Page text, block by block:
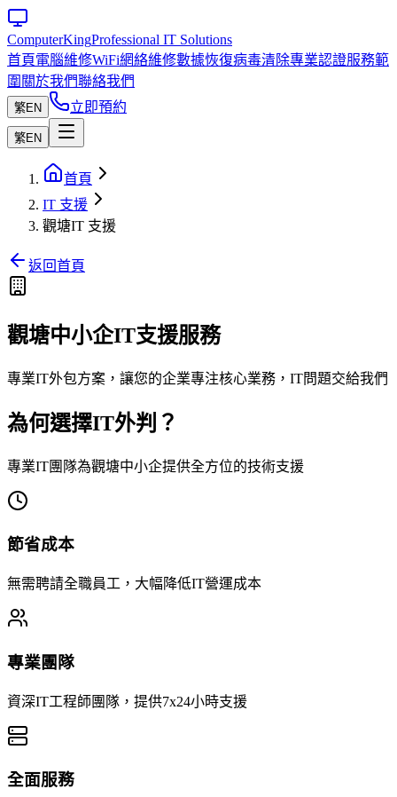
ComputerKingProfessional IT Solutions
首頁電腦維修WiFi網絡維修數據恢復病毒清除專業認證服務範
圍 關於我們聯絡我們
繁EN 立即預約
繁EN
首頁
IT 支援
觀塘IT 支援
返回首頁
觀塘中小企IT支援服務
專業IT外包方案，讓您的企業專注核心業務，IT問題交給我們
為何選擇IT外判？
專業IT團隊為觀塘中小企提供全方位的技術支援
節省成本
無需聘請全職員工，大幅降低IT營運成本
專業團隊
資深IT工程師團隊，提供7x24小時支援
全面服務